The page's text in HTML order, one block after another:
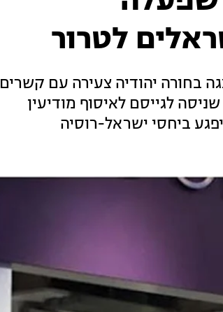
לטרור
בחורה יהודיה צעירה עם קשרים
לגייסם לאיסוף מודיעין
ביחסי ישראל-רוסיה